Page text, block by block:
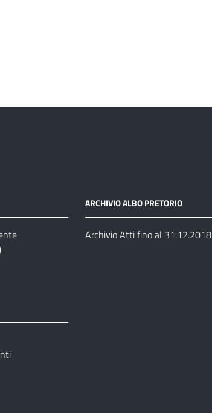
ARCHIVIO ALBO PRETORIO
Archivio Atti fino al 31.12.2018